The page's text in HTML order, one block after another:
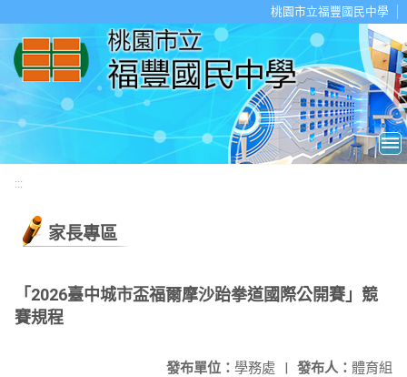
桃園市立福豐國民中學
:::
家長專區
「2026臺中城市盃福爾摩沙跆拳道國際公開賽」競
賽規程
發布人： 體育組
發布單位： 學務處 |